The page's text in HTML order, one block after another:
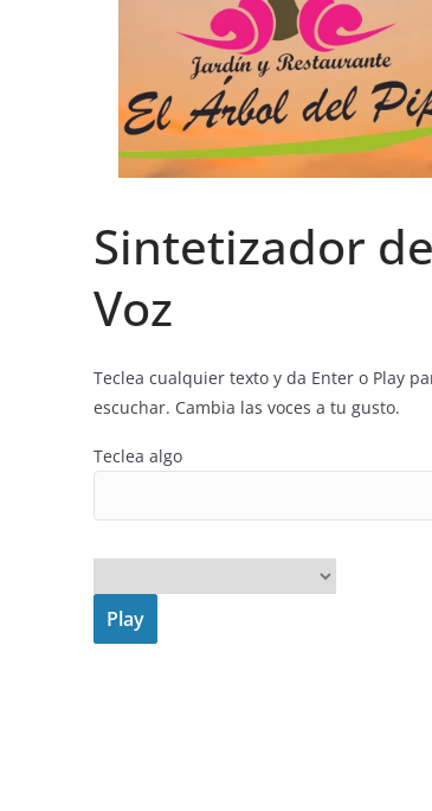
Sintetizador de
Voz
Teclea cualquier texto y da Enter o Play
escuchar. Cambia las voces a tu gusto.
Teclea algo
Play